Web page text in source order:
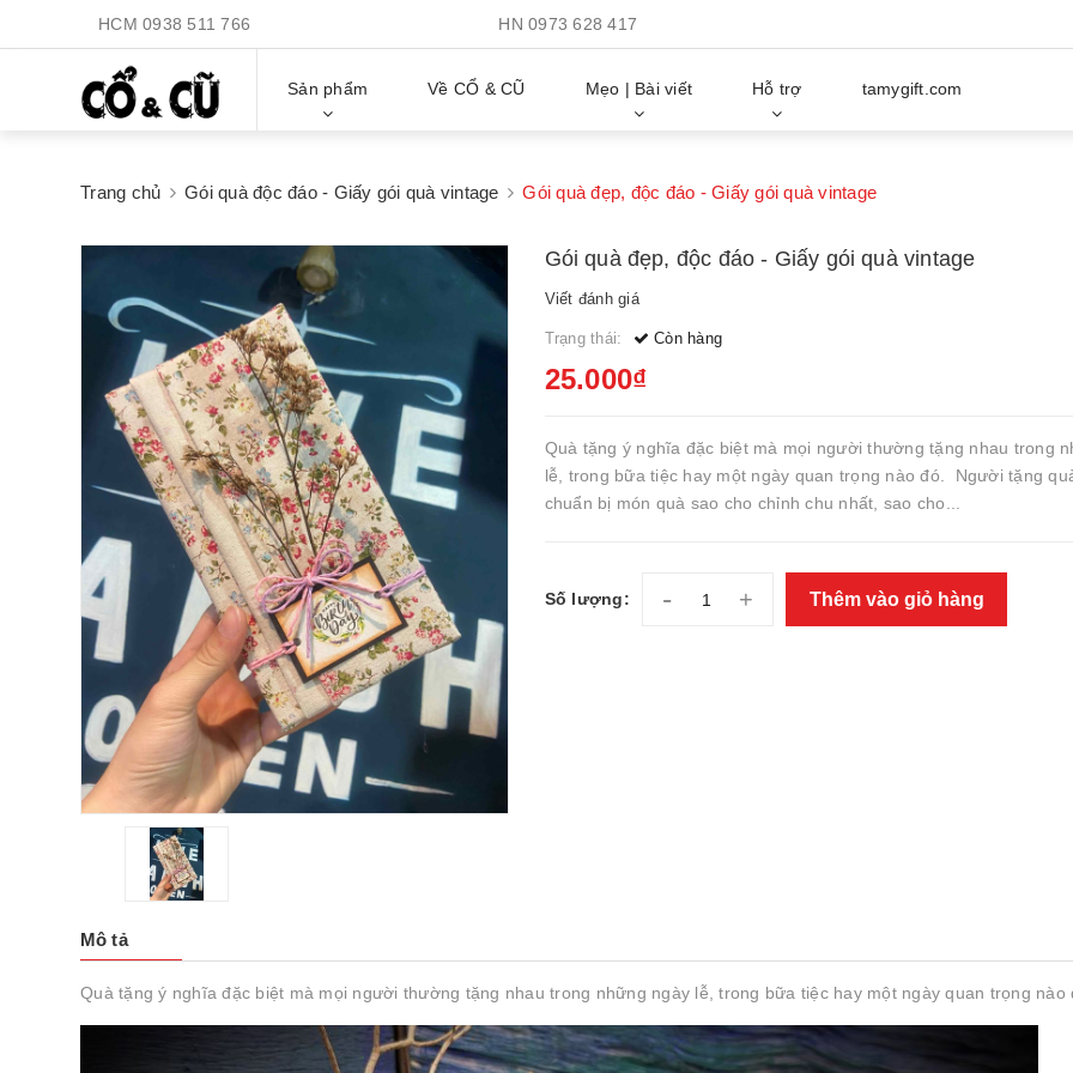
HCM 0938 511 766 HN0973 628 417
Sản phẩm Về CỔ & CŨ Mẹo | Bài viết Hỗ trợ tamygift.com
Trang chủ Gói quà độc đáo - Giấy gói quà vintage Gói quà đẹp, độc đáo - Giấy gói quà vintage
Gói quà đẹp, độc đáo - Giấy gói quà vintage
Viết đánh giá
Trạng thái: Còn hàng
25.000₫
Quà tặng ý nghĩa đặc biệt mà mọi người thường tặng nhau trong
lễ, trong bữa tiệc hay một ngày quan trọng nào đó. Người tặng
chuẩn bị món quà sao cho chỉnh chu nhất, sao cho...
Số lượng: - + Thêm vào giỏ hàng
Mô tả
Quà tặng ý nghĩa đặc biệt mà mọi người thường tặng nhau trong những ngày lễ, trong bữa tiệc hay một ngày quan trọng